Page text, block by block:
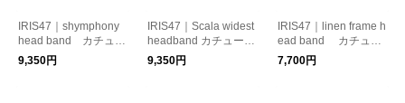
IRIS47｜shymphony
head band カチュー
シャ コットン リボ
ン
9,350円
IRIS47｜Scala widest
headband カチューシ
ャ ベロア
9,350円
IRIS47｜linen frame h
ead band カチュー
シャ ヘアアクセサリ
ー リネン
7,700円